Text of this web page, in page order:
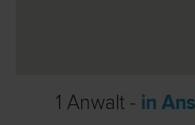
1 Anwalt - in